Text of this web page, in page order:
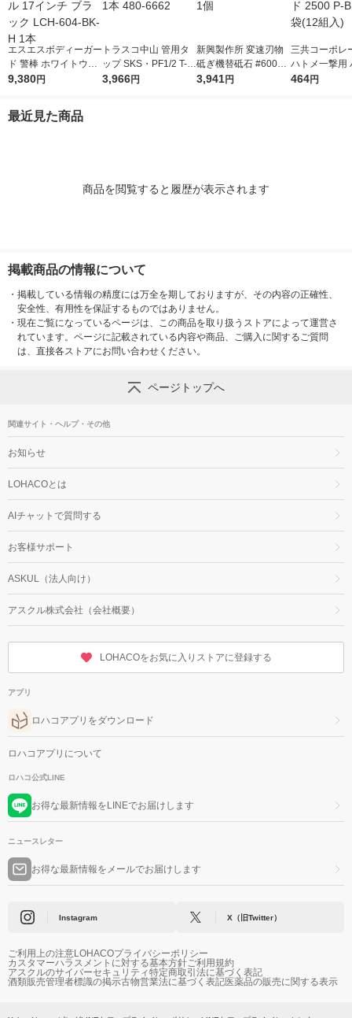
エスエスボディーガー
ド 警棒 ホワイトウル
フ スチール 17インチ
9,380円
トラスコ中山 管用タ
ップ SKS・PF1/2 T-K
N-PF1/2 1本 480-666
3,966円
新興製作所 変速刃物
砥ぎ機替砥石 #6000
STD-135F 1個
3,941円
三共コーポレ
ハトメ一撃用
玉ゴールド
464円
最近見た商品
商品を閲覧すると履歴が表示されます
掲載商品の情報について
・ 掲載している情報の精度には万全を期しておりますが、その内容の正確性、
安全性、有用性を保証するものではありません。
・ 現在ご覧になっているページは、この商品を取り扱うストアによって運営さ
れています。ページに記載されている内容や商品、ご購入に関するご質問
は、直接各ストアにお問い合わせください。
ページトップへ
関連サイト・ヘルプ・その他
お知らせ
LOHACOとは
AIチャットで質問する
お客様サポート
ASKUL（法人向け）
アスクル株式会社（会社概要）
LOHACOをお気に入りストアに登録する
アプリ
ロハコアプリをダウンロード
ロハコアプリについて
ロハコ公式LINE
お得な最新情報をLINEでお届けします
ニュースレター
お得な最新情報をメールでお届けします
Instagram X（旧Twitter）
ご利用上の注意LOHACOプライバシーポリシー
カスタマーハラスメントに対する基本方針ご利用規約
アスクルのサイバーセキュリティ特定商取引法に基づく表記
酒類販売管理者標識の掲示古物営業法に基づく表記医薬品の販売に関する表示